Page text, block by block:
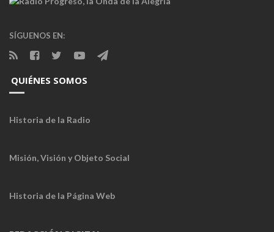
SÍGUENOS EN:
QUIÉNES SOMOS
Historia de la Radio
Misión, Visión y Objeto Social
Historia de la Página Web